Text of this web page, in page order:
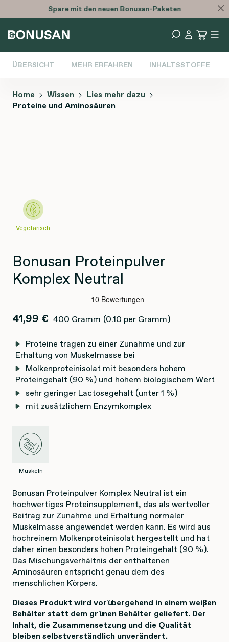
Spare mit den neuen Bonusan-Paketen
ÜBERSICHT MEHR ERFAHREN INHALTSSTOFFE
Home Wissen
Lies mehr dazu
Proteine und Aminosäuren
Vegetarisch
Bonusan Proteinpulver
Komplex Neutral
41,99 € 400 Gramm (0.10 per Gramm)
Proteine tragen zu einer Zunahme und zur
Erhaltung von Muskelmasse bei
Molkenproteinisolat mit besonders hohem
Proteingehalt (90 %) und hohem biologischem Wert
sehr geringer Lactosegehalt (unter 1 %)
mit zusätzlichem Enzymkomplex
Muskeln
Bonusan Proteinpulver Komplex Neutral ist ein
hochwertiges Proteinsupplement, das als wertvoller
Beitrag zur Zunahme und Erhaltung normaler
Muskelmasse angewendet werden kann. Es wird aus
hochreinem Molkenproteinisolat hergestellt und hat
daher einen besonders hohen Proteingehalt (90 %).
Das Mischungsverhältnis der enthaltenen
Aminosäuren entspricht genau dem des
menschlichen Körpers.
Dieses Produkt wird vorübergehend in einem weißen
Behälter statt dem grünen Behälter geliefert. Der
Inhalt, die Zusammensetzung und die Qualität
bleiben selbstverständlich unverändert.